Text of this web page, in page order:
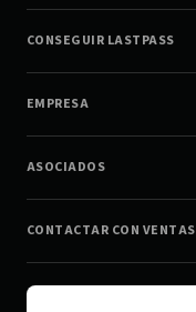
CONSEGUIR LASTPASS
EMPRESA
ASOCIADOS
CONTACTAR CON VENTAS